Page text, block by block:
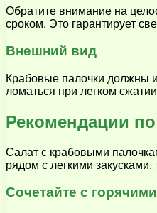
Обратите внимание на
сроком. Это гарантирует
Внешний вид
Крабовые палочки должны
ломаться при легком
Рекомендации
Салат с крабовыми
рядом с легкими закусками,
Сочетайте с